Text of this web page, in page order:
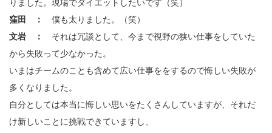
りました。現場でダイエットしたいです（笑）
窪田 ： 僕も太りました。（笑）
文岩 ： それは冗談として、今まで視野の狭い仕事をしていた
から失敗って少なかった。
いまはチームのことも含めて広い仕事ををするので悔しい失敗が
多くなりました。
自分としては本当に悔しい思いをたくさんしていますが、それだ
け新しいことに挑戦できていますし、